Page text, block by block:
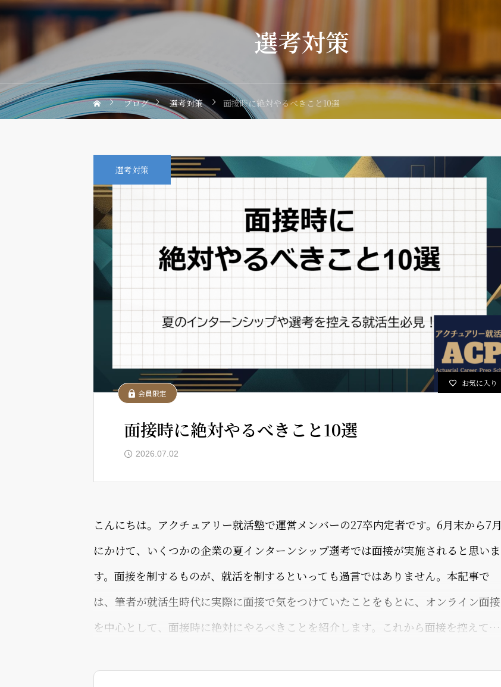
選考対策
ブログ 選考対策 面接時に絶対やるべきこと10選
選考対策
お気に入り
会員限定
面接時に絶対やるべきこと10選
2026.07.02
こんにちは。アクチュアリー就活塾で運営メンバーの27卒内定者です。6月末から7月
にかけて、いくつかの企業の夏インターンシップ選考では面接が実施されると思いま
す。面接を制するものが、就活を制するといっても過言ではありません。本記事で
は、筆者が就活生時代に実際に面接で気をつけていたことをもとに、オンライン面接
を中心として、面接時に絶対にやるべきことを紹介します。これから面接を控えてい
避けたいのは、開始直前で接続トラブルで慌てることです。Zoom、Google M